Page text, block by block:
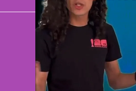
El Universal
Vive USA
Clase